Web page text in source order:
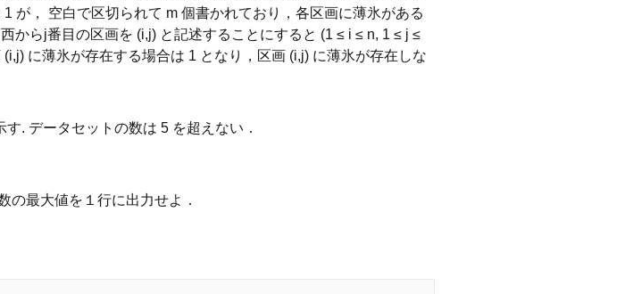
が， 空白で区切られて m 個書かれており，各区画に薄氷がある
からj番目の区画を (i,j) と記述することにすると (1 ≤ i ≤ n, 1 ≤ j ≤
に薄氷が存在する場合は 1 となり，区画 (i,j) に薄氷が存在しな
. データセットの数は 5 を超えない．
の最大値を１行に出力せよ．